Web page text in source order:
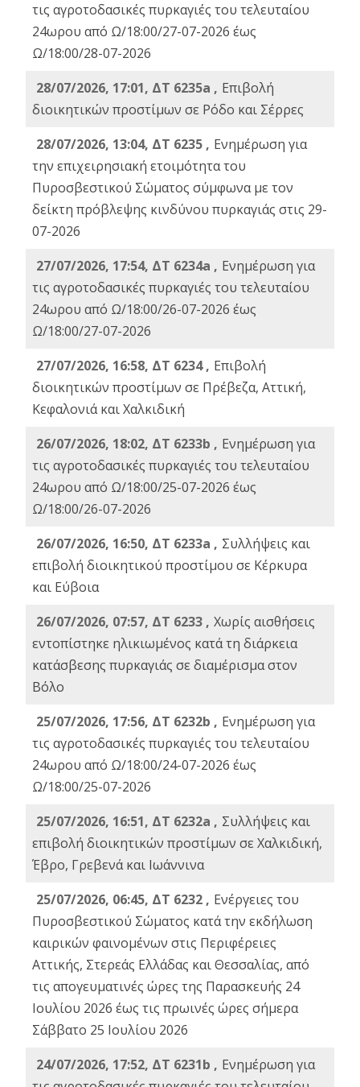
τις αγροτοδασικές πυρκαγιές του τελευταίου
24ωρου από Ω/18:00/27-07-2026 έως
Ω/18:00/28-07-2026
28/07/2026, 17:01, ΔΤ 6235a , Eπιβολή
διοικητικών προστίμων σε Ρόδο και Σέρρες
28/07/2026, 13:04, ΔΤ 6235 , Ενημέρωση για
την επιχειρησιακή ετοιμότητα του
Πυροσβεστικού Σώματος σύμφωνα με τον
δείκτη πρόβλεψης κινδύνου πυρκαγιάς στις 29-
07-2026
27/07/2026, 17:54, ΔΤ 6234a , Ενημέρωση για
τις αγροτοδασικές πυρκαγιές του τελευταίου
24ωρου από Ω/18:00/26-07-2026 έως
Ω/18:00/27-07-2026
27/07/2026, 16:58, ΔΤ 6234 , Eπιβολή
διοικητικών προστίμων σε Πρέβεζα, Αττική,
Κεφαλονιά και Χαλκιδική
26/07/2026, 18:02, ΔΤ 6233b , Ενημέρωση για
τις αγροτοδασικές πυρκαγιές του τελευταίου
24ωρου από Ω/18:00/25-07-2026 έως
Ω/18:00/26-07-2026
26/07/2026, 16:50, ΔΤ 6233a , Συλλήψεις και
επιβολή διοικητικού προστίμου σε Κέρκυρα
και Εύβοια
26/07/2026, 07:57, ΔΤ 6233 , Χωρίς αισθήσεις
εντοπίστηκε ηλικιωμένος κατά τη διάρκεια
κατάσβεσης πυρκαγιάς σε διαμέρισμα στον
Βόλο
25/07/2026, 17:56, ΔΤ 6232b , Ενημέρωση για
τις αγροτοδασικές πυρκαγιές του τελευταίου
24ωρου από Ω/18:00/24-07-2026 έως
Ω/18:00/25-07-2026
25/07/2026, 16:51, ΔΤ 6232a , Συλλήψεις και
επιβολή διοικητικών προστίμων σε Χαλκιδική,
Έβρο, Γρεβενά και Ιωάννινα
25/07/2026, 06:45, ΔΤ 6232 , Ενέργειες του
Πυροσβεστικού Σώματος κατά την εκδήλωση
καιρικών φαινομένων στις Περιφέρειες
Αττικής, Στερεάς Ελλάδας και Θεσσαλίας, από
τις απογευματινές ώρες της Παρασκευής 24
Ιουλίου 2026 έως τις πρωινές ώρες σήμερα
Σάββατο 25 Ιουλίου 2026
24/07/2026, 17:52, ΔΤ 6231b , Ενημέρωση για